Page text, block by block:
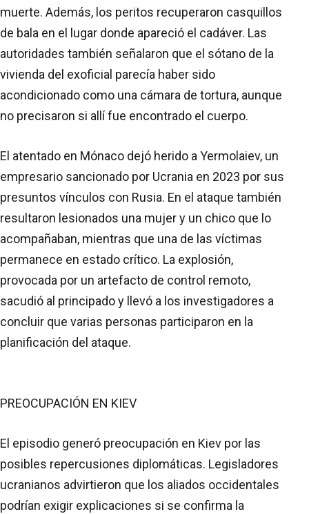
muerte. Además, los peritos recuperaron casquillos
de bala en el lugar donde apareció el cadáver. Las
autoridades también señalaron que el sótano de la
vivienda del exoficial parecía haber sido
acondicionado como una cámara de tortura, aunque
no precisaron si allí fue encontrado el cuerpo.
El atentado en Mónaco dejó herido a Yermolaiev, un
empresario sancionado por Ucrania en 2023 por sus
presuntos vínculos con Rusia. En el ataque también
resultaron lesionados una mujer y un chico que lo
acompañaban, mientras que una de las víctimas
permanece en estado crítico. La explosión,
provocada por un artefacto de control remoto,
sacudió al principado y llevó a los investigadores a
concluir que varias personas participaron en la
planificación del ataque.
PREOCUPACIÓN EN KIEV
El episodio generó preocupación en Kiev por las
posibles repercusiones diplomáticas. Legisladores
ucranianos advirtieron que los aliados occidentales
podrían exigir explicaciones si se confirma la